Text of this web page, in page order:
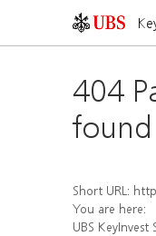
404
found
Short URL: https://
You are here:
UBS KeyInvest